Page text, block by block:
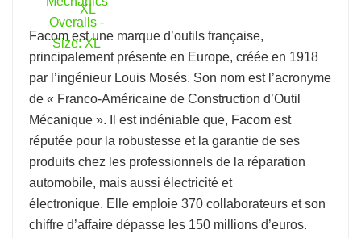
Facom est une marque d’outils française,
principalement présente en Europe, créée en 1918
par l’ingénieur Louis Mosés. Son nom est l’acronyme
de « Franco-Américaine de Construction d’Outil
Mécanique ». Il est indéniable que, Facom est
réputée pour la robustesse et la garantie de ses
produits chez les professionnels de la réparation
automobile, mais aussi électricité et
électronique. Elle emploie 370 collaborateurs et son
chiffre d’affaire dépasse les 150 millions d’euros.